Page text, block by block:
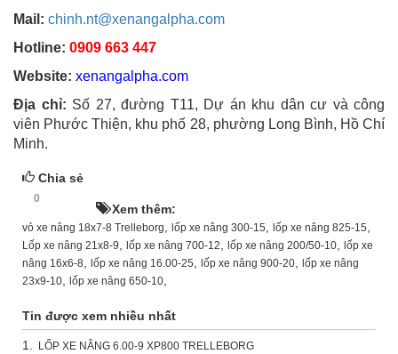
Mail: chinh.nt@xenangalpha.com
Hotline: 0909 663 447
Website: xenangalpha.com
Địa chỉ: Số 27, đường T11, Dự án khu dân cư và công
viên Phước Thiện, khu phố 28, phường Long Bình, Hồ Chí
Minh.
Chia sẻ
0
Xem thêm:
vỏ xe nâng 18x7-8 Trelleborg lốp xe nâng 300-15 lốp xe nâng 825-15
Lốp xe nâng 21x8-9 lốp xe nâng 700-12 lốp xe nâng 200/50-10
lốp xe
nâng 16x6-8
lốp xe nâng 16.00-25 lốp xe nâng 900-20
lốp xe nâng
23x9-10
lốp xe nâng 650-10
Tin được xem nhiều nhất
1. LỐP XE NÂNG 6.00-9 XP800 TRELLEBORG